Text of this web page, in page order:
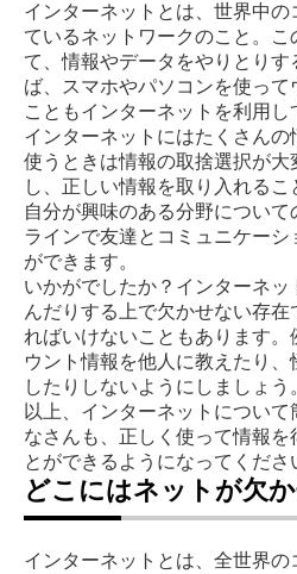
インターネットとは、世界中
ているネットワークのこと。こ
て、情報やデータをやりとりす
ば、スマホやパソコンを使っ
こともインターネットを利用し
インターネットにはたくさん
使うときは情報の取捨選択が
し、正しい情報を取り入れるこ
自分が興味のある分野につい
ラインで友達とコミュニケーシ
ができます。
いかがでしたか？インターネ
んだりする上で欠かせない存
ればいけないこともあります
ウント情報を他人に教えたり、
したりしないようにしましょう
以上、インターネットについ
なさんも、正しく使って情報を
とができるようになってくださ
どこにはネットが欠
インターネットとは、全世界の